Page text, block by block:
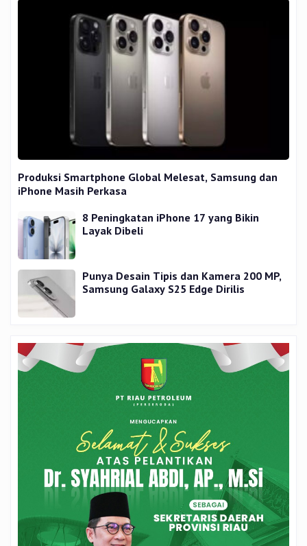
Produksi Smartphone Global Melesat, Samsung dan
iPhone Masih Perkasa
8 Peningkatan iPhone 17 yang Bikin
Layak Dibeli
Punya Desain Tipis dan Kamera 200 MP,
Samsung Galaxy S25 Edge Dirilis